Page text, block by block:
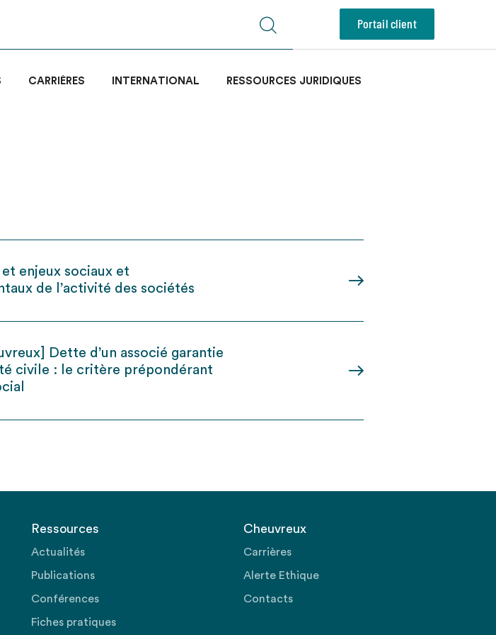
Portail client
CARRIÈRES INTERNATIONAL RESSOURCES JURIDIQUES
enjeux sociaux et
de l’activité des sociétés
Dette d’un associé garantie
civile : le critère prépondérant
Ressources
Actualités
Publications
Conférences
Fiches pratiques
Cheuvreux
Carrières
Alerte Ethique
Contacts